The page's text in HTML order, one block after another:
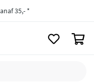
35,- *